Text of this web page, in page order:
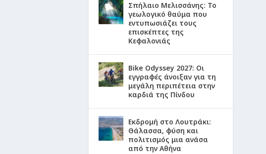
Σπήλαιο Μελισσάνης: Το
γεωλογικό θαύμα που
εντυπωσιάζει τους
επισκέπτες της
Κεφαλονιάς
Bike Odyssey 2027: Οι
εγγραφές άνοιξαν για τη
μεγάλη περιπέτεια στην
καρδιά της Πίνδου
Εκδρομή στο Λουτράκι:
Θάλασσα, φύση και
πολιτισμός μια ανάσα
από την Αθήνα